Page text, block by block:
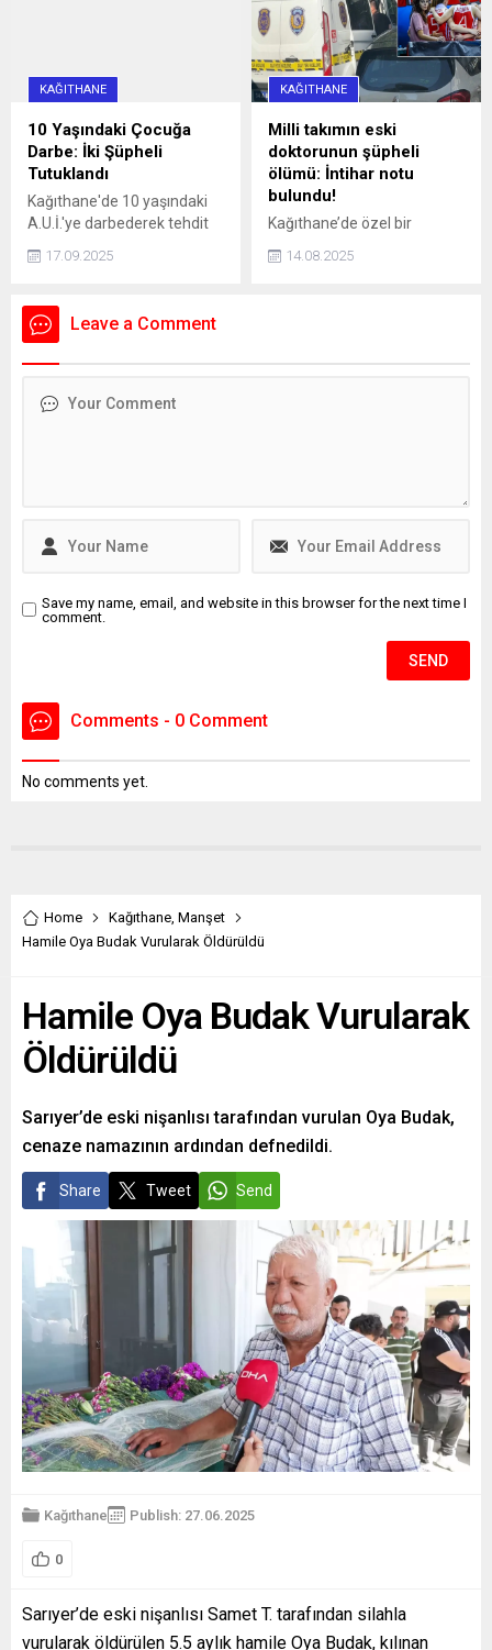
tutuklandı.
KAĞITHANE
10 Yaşındaki Çocuğa
Darbe: İki Şüpheli
Tutuklandı
Kağıthane'de 10 yaşındaki
A.U.İ.'ye darbederek tehdit
bir aracın çarpmasına neden
yaşındaki E.S. gözaltına
alındı. Şüpheliler, adliyeye
17.09.2025
KAĞITHANE
Milli takımın eski
doktorunun şüpheli
ölümü: İntihar notu
bulundu!
Kağıthane’de özel bir
olarak görev yapan doktor
intiharımı erteledim" yazılı
14.08.2025
Leave a Comment
Save my name, email, and website in this browser for the next time I
comment.
Comments - 0 Comment
No comments yet.
Home Kağıthane Manşet
Hamile Oya Budak Vurularak Öldürüldü
Hamile Oya Budak Vurularak
Öldürüldü
Sarıyer’de eski nişanlısı tarafından vurulan Oya Budak,
cenaze namazının ardından defnedildi.
Share Tweet Send
Kağıthane Publish: 27.06.2025
0
Sarıyer’de eski nişanlısı Samet T. tarafından silahla
vurularak öldürülen 5.5 aylık hamile Oya Budak, kılınan